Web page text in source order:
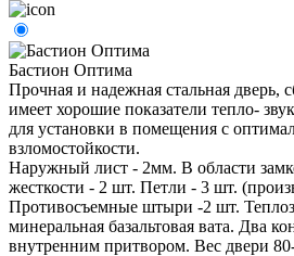
Бастион Оптима
Прочная и надежная стальная дверь,
имеет хорошие показатели тепло-
для установки в помещения с
взломостойкости.
Наружный лист - 2мм. В области
жесткости - 2 шт. Петли - 3 шт.
Противосъемные штыри -2 шт.
минеральная базальтовая вата. Два
внутренним притвором. Вес двери